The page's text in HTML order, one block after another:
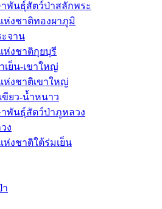
าพันธุ์สัตว์ป่าสลักพระ
ห่งชาติทองผาภูมิ
จาน
ห่งชาติกุยบุรี
ย็น-เขาใหญ่
ห่งชาติเขาใหญ่
ยว-น้ำหนาว
าพันธุ์สัตว์ป่าภูหลวง
ง
ห่งชาติใต้ร่มเย็น